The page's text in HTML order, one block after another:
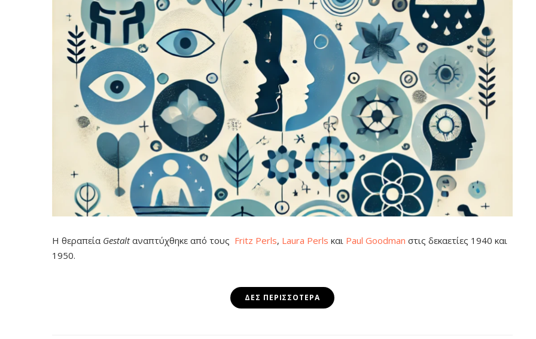
Η θεραπεία Gestaltαναπτύχθηκε από τους Fritz Perls, Laura Perls και Paul Goodman στις δεκαετίες 1940 και
1950.
ΔΕΣ ΠΕΡΙΣΣΌΤΕΡΑ